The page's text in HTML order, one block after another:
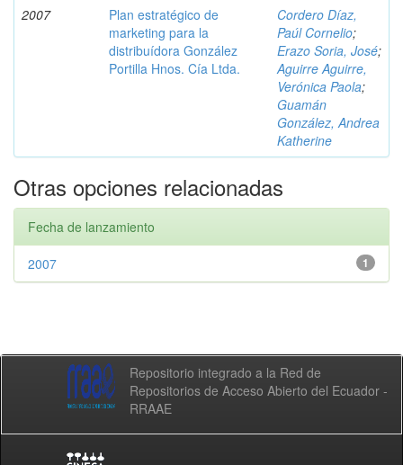
2007
Plan estratégico de
marketing para la
distribuídora González
Portilla Hnos. Cía Ltda.
Cordero Díaz,
Paúl Cornelio;
Erazo Soria, José;
Aguirre Aguirre,
Verónica Paola;
Guamán
González, Andrea
Katherine
Otras opciones relacionadas
Fecha de lanzamiento
1
2007
Repositorio integrado a la Red de
Repositorios de Acceso Abierto del Ecuador -
RRAAE